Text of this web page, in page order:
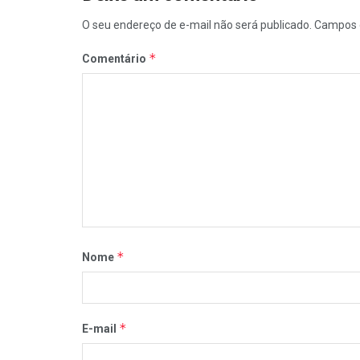
O seu endereço de e-mail não será publicado.
Comentário *
Nome *
E-mail *